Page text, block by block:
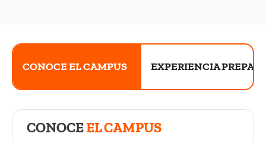
CONOCE EL CAMPUS EXPERIENCIA PREPA
CONOCEEL CAMPUS